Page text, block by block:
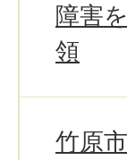
障害
領
竹原